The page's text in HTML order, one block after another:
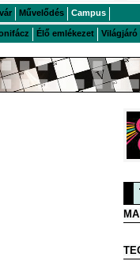
Művelődés Campus
Élő emlékezet Világjáró
MA